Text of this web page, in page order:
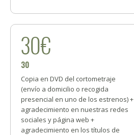
30€
30
Copia en DVD del cortometraje
(envío a domicilio o recogida
presencial en uno de los estrenos) +
agradecimiento en nuestras redes
sociales y página web +
agradecimiento en los títulos de